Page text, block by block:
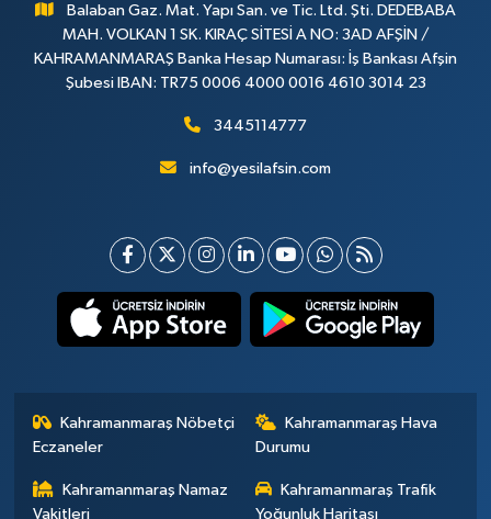
Balaban Gaz. Mat. Yapı San. ve Tic. Ltd. Şti. DEDEBABA
MAH. VOLKAN 1 SK. KIRAÇ SİTESİ A NO: 3AD AFŞİN /
KAHRAMANMARAŞ Banka Hesap Numarası: İş Bankası Afşin
Şubesi IBAN: TR75 0006 4000 0016 4610 3014 23
3445114777
info@yesilafsin.com
Kahramanmaraş Nöbetçi
Eczaneler
Kahramanmaraş Hava
Durumu
Kahramanmaraş Namaz
Vakitleri
Kahramanmaraş Trafik
Yoğunluk Haritası